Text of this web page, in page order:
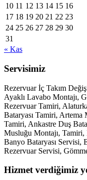
10 11 12 13 14 15 16
17 18 19 20 21 22 23
24 25 26 27 28 29 30
31
« Kas
Servisimiz
Rezervuar İç Takım
Ayaklı Lavabo Montajı,
Rezervuar Tamiri,
Bataryası Tamiri,
Tamiri, Ankastre Duş
Musluğu Montajı, Tamiri,
Banyo Bataryası Servisi,
Rezervuar Servisi,
Hizmet verdiğimiz